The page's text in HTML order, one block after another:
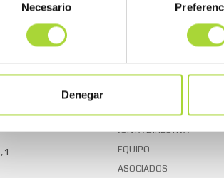
Necesario
Denegar
1
SOBRE BIOSIM
QUIÉNES SOMOS
JUNTA DIRECTIVA
EQUIPO
ASOCIADOS